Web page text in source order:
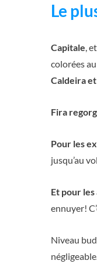
Le
Capitale,
colorées
Caldeira
Fira
Pour les
jusqu’au
Et pour
ennuyer!
Niveau